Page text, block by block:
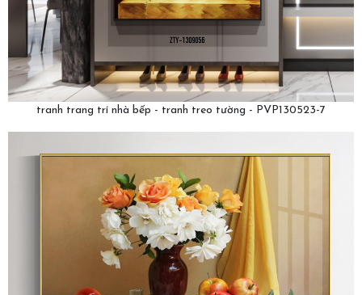
tranh trang trí nhà bếp - tranh treo tường - PVP130523-7